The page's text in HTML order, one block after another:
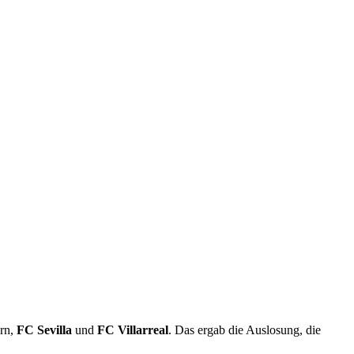
FC Sevilla und FC Villarreal. Das ergab die Auslosung, die